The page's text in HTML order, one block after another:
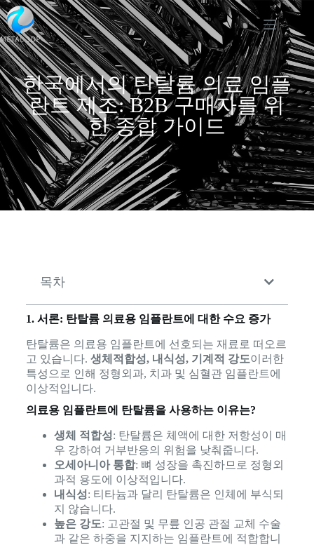
한국에서의 탄탈륨 의료 임플
란트 제조: B2B 구매자를 위
한 종합 가이드
목차
1. 서론: 탄탈륨 의료용 임플란트에 대한 수요 증가
탄탈륨은 의료용 임플란트에 선호되는 재료로 떠오르
고 있습니다. 생체적합성, 내식성, 기계적 강도이러한
특성으로 인해 정형외과, 치과 및 심혈관 임플란트에
이상적입니다.
의료용 임플란트에 탄탈륨을 사용하는 이유는?
생체 적합성: 탄탈륨은 체액에 대한 저항성이 매
우 강하여 거부반응의 위험을 낮춰줍니다.
오세아니아 통합: 뼈 성장을 촉진하므로 정형외
과적 용도에 이상적입니다.
내식성: 티타늄과 달리 탄탈륨은 인체에 부식되
지 않습니다.
높은 강도: 고관절 및 무릎 인공 관절 교체 수술
과 같은 하중을 지지하는 임플란트에 적합합니